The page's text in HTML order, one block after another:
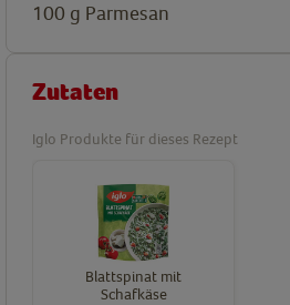
100 g Parmesan
Zutaten
Iglo Produkte für dieses Rezept
Blattspinat mit
Schafkäse